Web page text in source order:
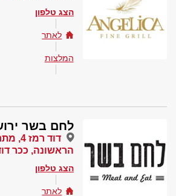
הצג טלפון
לאתר
המלצות
לחם בשר
דוד
הראשונה, ככר
הצג טלפון
לאתר